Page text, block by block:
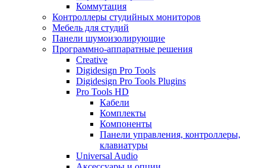
Коммутация
Контроллеры студийных мониторов
Мебель для студий
Панели шумоизолирующие
Программно-аппаратные решения
Creative
Digidesign Pro Tools
Digidesign Pro Tools Plugins
Pro Tools HD
Кабели
Комплекты
Компоненты
Панели управления, контроллеры,
клавиатуры
Universal Audio